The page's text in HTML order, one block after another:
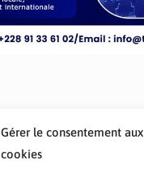
Gérer le consentement aux
cookies